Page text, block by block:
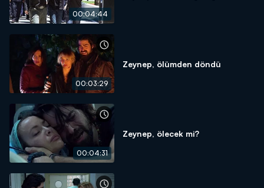
00:04:44
00:03:29
Zeynep, ölümden döndü
00:04:31
Zeynep, ölecek mi?